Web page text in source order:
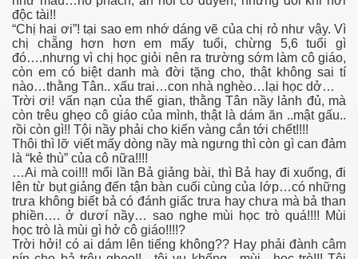
độc tài!!
“Chị hai ơi”! tại sao em nhớ dáng vẽ của chị rỏ như vậy. Vì
chị chẵng hơn hơn em mấy tuổi, chừng 5,6 tuổi gì
đó….nhưng vì chị học giỏi nên ra trường sớm làm cô giáo,
còn em có biệt danh mà đời tặng cho, thật không sai tí
nào…thằng Tân.. xấu trai…con nhà nghèo…lại học dở…
Trời ơi! vấn nạn của thế gian, thằng Tân nầy lảnh đủ, mà
còn trêu ghẹo cô giáo của mình, thật là dám ăn ..mật gấu..
rồi còn gì!! Tội nầy phải cho kiến vàng cắn tới chết!!!!
Thôi thì lỡ viết mấy dòng nầy mà ngưng thì còn gì can đảm
là “kẻ thù” của cô nữa!!!!
…Ai mà coi!!! mổi lần Bả giảng bài, thì Bả hay đi xuống, đi
lên từ bụt giảng đến tận bàn cuối cùng của lớp…có những
trưa không biết bả có đánh giấc trưa hay chưa mà bả than
phiền…. ở dươí nầy… sao nghe mùi học trò quá!!!! Mùi
học trò là mùi gì hở cô giáo!!!!?
Trời hởi! có ai dám lên tiếng không?? Hay phải đành câm